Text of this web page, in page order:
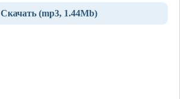
Скачать (mp3, 1.44Mb)